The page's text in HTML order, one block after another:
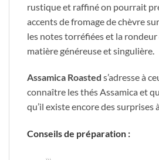
rustique et raffiné on pourrait
accents de fromage de chèvre
les notes torréfiées et la
matière généreuse et singulière.
Assamica Roasted s’adresse à
connaître les thés Assamica et
qu’il existe encore des surprises
Conseils de préparation :